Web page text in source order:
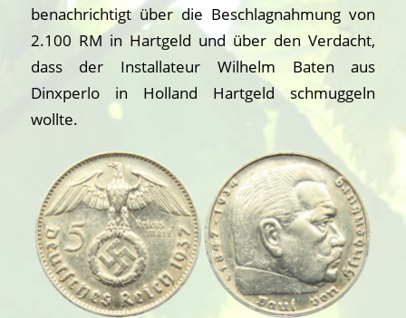
benachrichtigt über die Beschlagnahmung von
2.100 RM in Hartgeld und über den Verdacht,
dass der Installateur Wilhelm Baten aus
Dinxperlo in Holland Hartgeld schmuggeln
wollte.